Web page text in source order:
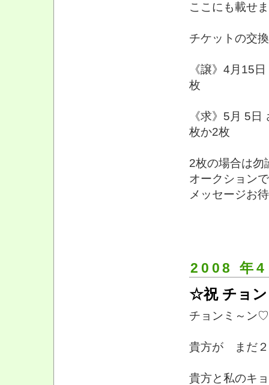
ここにも載せ
チケットの交
《譲》4月15
枚
《求》5月 5
枚か2枚
2枚の場合は
オークション
メッセージお
2008 年
☆祝 チョ
チョンミ～ン
貴方が まだ２
貴方と私のキ